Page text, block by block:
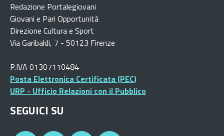
Redazione Portalegiovani
Giovani e Pari Opportunità
Direzione Cultura e Sport
Via Garibaldi, 7 - 50123 Firenze
P.IVA 01307110484
Posta Elettronica Certificata (PEC)
URP - Ufficio Relazioni con il Pubblico
SEGUICI SU